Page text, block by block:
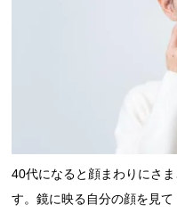
40代になると顔まわりにさ
す。鏡に映る自分の顔を見